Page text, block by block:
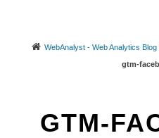
WebAnalyst - Web Analytics Blog
gtm-
GTM-